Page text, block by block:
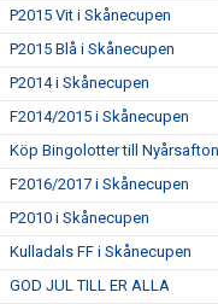
P2015 Vit i Skånecupen
P2015 Blå i Skånecupen
P2014 i Skånecupen
F2014/2015 i Skånecupen
Köp Bingolotter till
F2016/2017 i Skånecupen
P2010 i Skånecupen
Kulladals FF i Skånecupen
GOD JUL TILL ER ALLA